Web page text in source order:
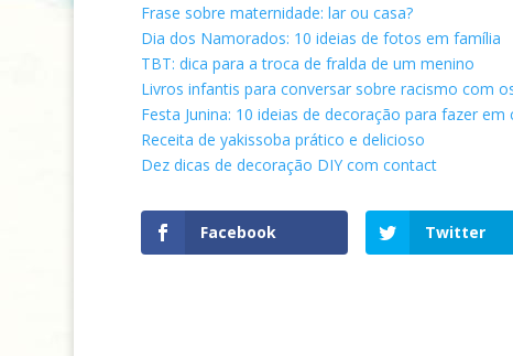
Frase sobre maternidade: lar ou casa?
Dia dos Namorados: 10 ideias de fotos em família
TBT: dica para a troca de fralda de um menino
Livros infantis para conversar sobre racismo com
Festa Junina: 10 ideias de decoração para fazer em
Receita de yakissoba prático e delicioso
Dez dicas de decoração DIY com contact
Facebook Twitter